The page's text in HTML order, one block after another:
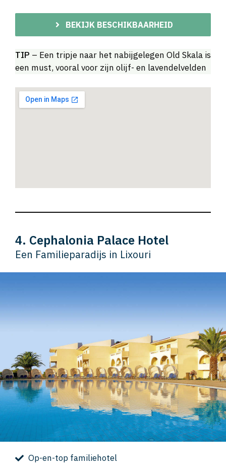
BEKIJK BESCHIKBAARHEID
TIP – Een tripje naar het nabijgelegen Old Skala is
een must, vooral voor zijn olijf- en lavendelvelden
4. Cephalonia Palace Hotel
Een Familieparadijs in Lixouri
Op-en-top familiehotel